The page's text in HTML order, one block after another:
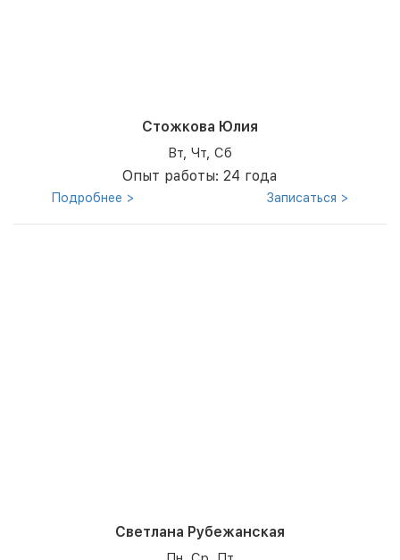
Стожкова Юлия
Вт, Чт, Сб
Опыт работы: 24 года
Подробнее > Записаться >
Светлана Рубежанская